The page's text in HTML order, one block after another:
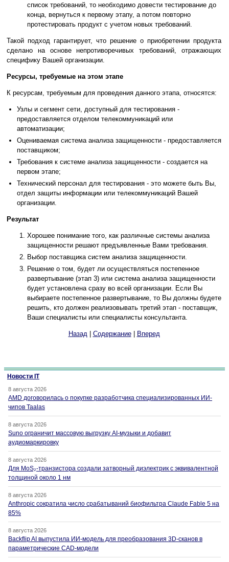
список требований, то необходимо довести тестирование до
конца, вернуться к первому этапу, а потом повторно
протестировать продукт с учетом новых требований.
Такой подход гарантирует, что решение о приобретении продукта
сделано на основе непротиворечивых требований, отражающих
специфику Вашей организации.
Ресурсы, требуемые на этом этапе
К ресурсам, требуемым для проведения данного этапа, относятся:
Узлы и сегмент сети, доступный для тестирования -
предоставляется отделом телекоммуникаций или
автоматизации;
Оцениваемая система анализа защищенности - предоставляется
поставщиком;
Требования к системе анализа защищенности - создается на
первом этапе;
Технический персонал для тестирования - это можете быть Вы,
отдел защиты информации или телекоммуникаций Вашей
организации.
Результат
Хорошее понимание того, как различные системы анализа
защищенности решают предъявленные Вами требования.
Выбор поставщика систем анализа защищенности.
Решение о том, будет ли осуществляться постепенное
развертывание (этап 3) или система анализа защищенности
будет установлена сразу во всей организации. Если Вы
выбираете постепенное развертывание, то Вы должны будете
решить, кто должен реализовывать третий этап - поставщик,
Ваши специалисты или специалисты консультанта.
Назад| Содержание| Вперед
Новости IT
8 августа 2026
AMD договорилась о покупке разработчика специализированных ИИ-
чипов Taalas
8 августа 2026
Suno ограничит массовую выгрузку AI-музыки и добавит
аудиомаркировку
8 августа 2026
Для MoS₂-транзистора создали затворный диэлектрик с эквивалентной
толщиной около 1 нм
8 августа 2026
Anthropic сократила число срабатываний биофильтра Claude Fable 5 на
85%
8 августа 2026
Backflip AI выпустила ИИ-модель для преобразования 3D-сканов в
параметрические CAD-модели